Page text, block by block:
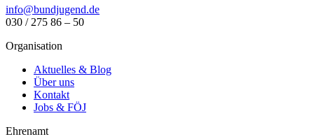
info@bundjugend.de
030 / 275 86 – 50
Organisation
Aktuelles & Blog
Über uns
Kontakt
Jobs & FÖJ
Ehrenamt